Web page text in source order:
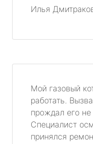
Илья
Мой газовый
работать.
прождал его
Специалист
принялся